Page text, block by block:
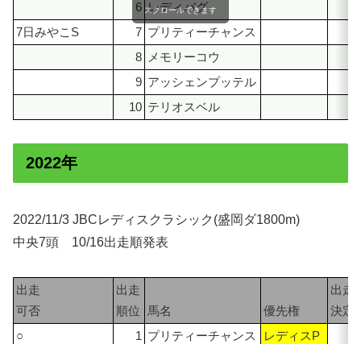
6 レディバグ
7日みやこS
7 プリティーチャンス
8 メモリーコウ
9 アッシェンプッテル
10 テリオスベル
スクロールできます
2022年
2022/11/3 JBCレディスクラシック(盛岡ダ1800m)
中央7頭 10/16出走順発表
出走
可否
出走
順位
馬名 優先権
出走
決定
○
1 プリティーチャンス レディスP